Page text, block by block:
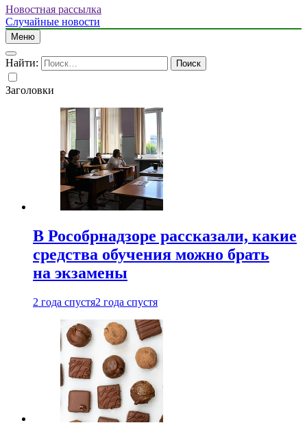
Новостная рассылка
Случайные новости
Меню
Найти:
Заголовки
В Рособрнадзоре рассказали, какие
средства обучения можно брать
на экзамены
2 года спустя2 года спустя